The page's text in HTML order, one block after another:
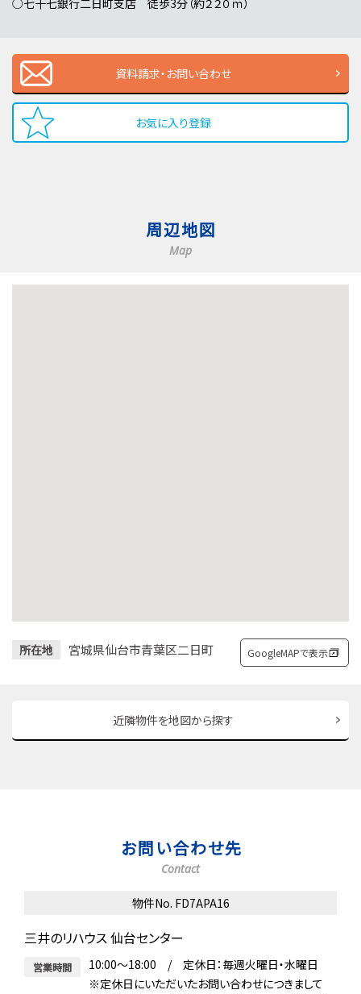
○七十七銀行二日町支店 徒歩3分（約２２０ｍ）
資料請求・お問い合わせ
お気に入り登録
周辺地図
Map
所在地 宮城県仙台市青葉区二日町 GoogleMAPで表示
近隣物件を地図から探す
お問い合わせ先
Contact
物件No. FD7APA16
三井のリハウス 仙台センター
営業時間
10:00～18:00 / 定休日：毎週火曜日・水曜日
※定休日にいただいたお問い合わせにつきまして